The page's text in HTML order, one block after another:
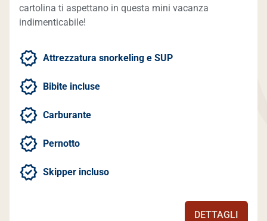
cartolina ti aspettano in questa mini vacanza
indimenticabile!
Attrezzatura snorkeling e SUP
Bibite incluse
Carburante
Pernotto
Skipper incluso
DETTAGLI